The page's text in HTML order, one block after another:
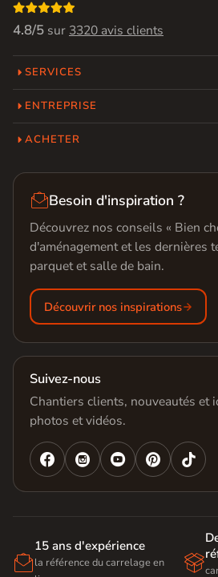

4.8/5 sur 3320 avis clients
SERVICES
ENTREPRISE
ACHETER
Besoin d'inspiration ?
Découvrez nos conseils « Bien
d'aménagement et les dernières
parquet et salle de bain.
Découvrir nos inspirations
Suivez-nous
Chantiers clients, nouveautés et
photos et vidéos.
   

15 ans d'expérience
la référence du carrelage en
